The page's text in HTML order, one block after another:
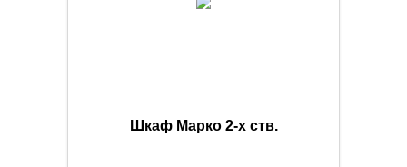
Шкаф Марко 2-х ств.